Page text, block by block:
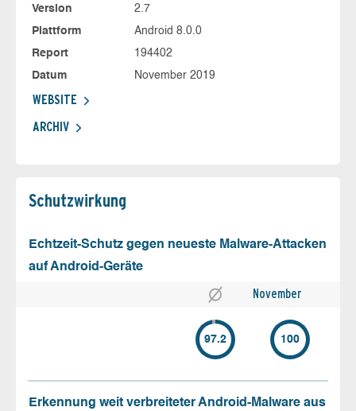
Version
2.7
Plattform
Android 8.0.0
Report
194402
Datum
November 2019
WEBSITE
ARCHIV
Schutz­wirkung
Echtzeit-Schutz gegen neueste Malware-Attacken
auf Android-Geräte
November
97.2 100
Erkennung weit verbreiteter Android-Malware aus